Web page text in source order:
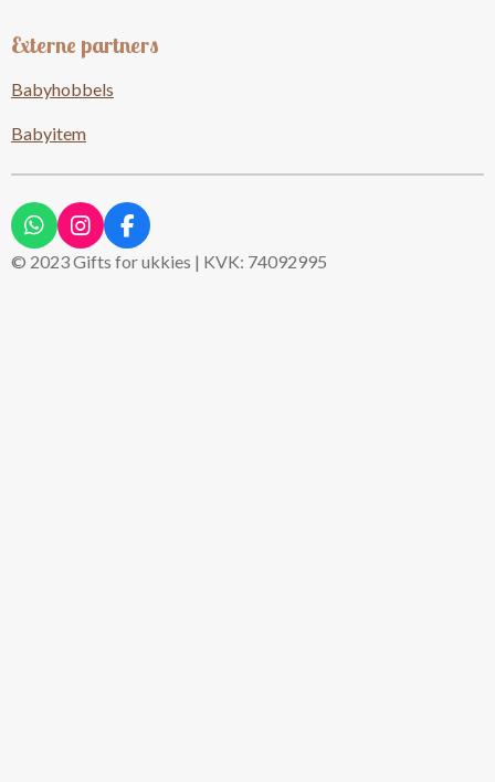
Externe partners
Babyhobbels
Babyitem
W
h
I
n
F
a
© 2023 Gifts for ukkies | KVK: 74092995